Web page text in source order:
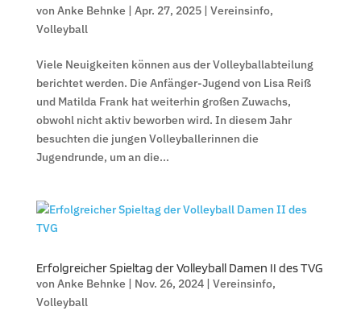
von Anke Behnke| Apr. 27, 2025| Vereinsinfo,
Volleyball
Viele Neuigkeiten können aus der Volleyballabteilung
berichtet werden. Die Anfänger-Jugend von Lisa Reiß
und Matilda Frank hat weiterhin großen Zuwachs,
obwohl nicht aktiv beworben wird. In diesem Jahr
besuchten die jungen Volleyballerinnen die
Jugendrunde, um an die...
Erfolgreicher Spieltag der Volleyball Damen II des TVG
von Anke Behnke| Nov. 26, 2024| Vereinsinfo,
Volleyball